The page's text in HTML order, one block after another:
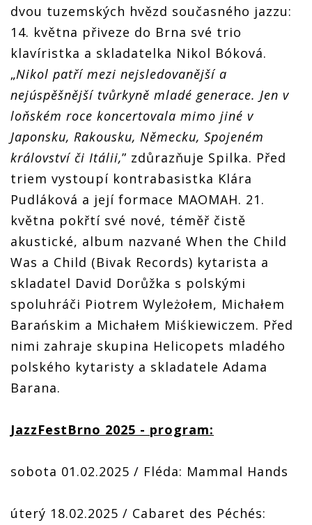
dvou tuzemských hvězd současného jazzu:
14. května přiveze do Brna své trio
klavíristka a skladatelka Nikol Bóková.
„Nikol patří mezi nejsledovanější a
nejúspěšnější tvůrkyně mladé generace. Jen v
loňském roce koncertovala mimo jiné v
Japonsku, Rakousku, Německu, Spojeném
království či Itálii,” zdůrazňuje Spilka. Před
triem vystoupí kontrabasistka Klára
Pudláková a její formace MAOMAH. 21.
května pokřtí své nové, téměř čistě
akustické, album nazvané When the Child
Was a Child (Bivak Records) kytarista a
skladatel David Dorůžka s polskými
spoluhráči Piotrem Wyleżołem, Michałem
Barańskim a Michałem Miśkiewiczem. Před
nimi zahraje skupina Helicopets mladého
polského kytaristy a skladatele Adama
Barana.
JazzFestBrno 2025 - program:
sobota 01.02.2025 / Fléda: Mammal Hands
úterý 18.02.2025 / Cabaret des Péchés: